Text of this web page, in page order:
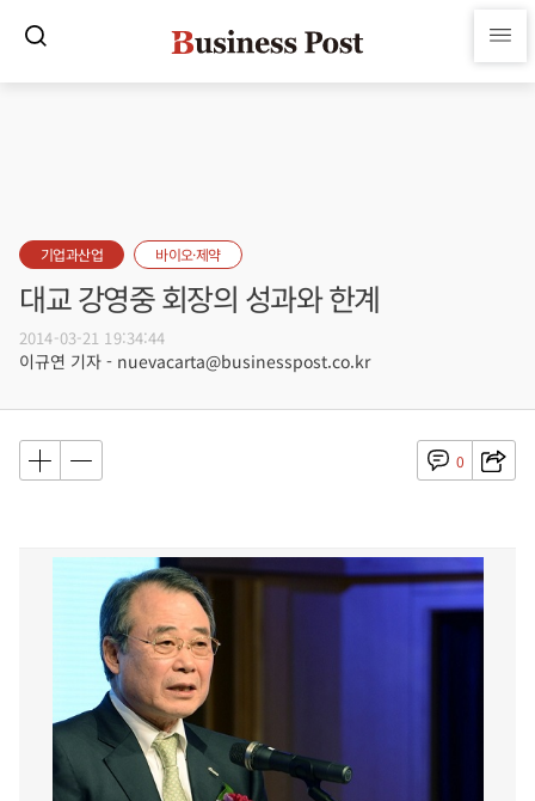
기업과산업 바이오·제약
대교 강영중 회장의 성과와 한계
2014-03-21 19:34:44
이규연 기자 - nuevacarta@businesspost.co.kr
0